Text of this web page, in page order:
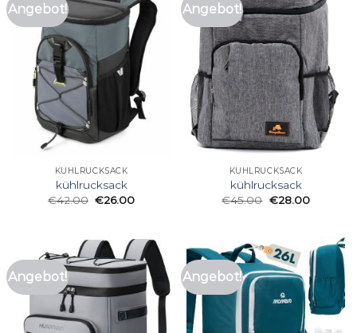
Angebot!
KÜHLRUCKSACK
kühlrucksack
€42.00 €26.00
Angebot!
KÜHLRUCKSACK
kühlrucksack
€45.00 €28.00
Angebot! Angebot!